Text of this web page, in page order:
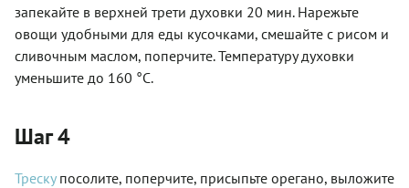
запекайте в верхней трети духовки 20 мин. Нарежьте
овощи удобными для еды кусочками, смешайте с рисом и
сливочным маслом, поперчите. Температуру духовки
уменьшите до 160 °С.
Шаг 4
Трескупосолите, поперчите, присыпьте орегано, выложите